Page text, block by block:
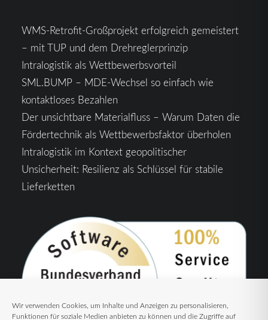
Wir verwenden Cookies, um Inhalte und Anzeigen zu personalisieren,
Funktionen für soziale Medien anbieten zu können und die Zugriffe auf
WMS-Retrofit-Großprojekt erfolgreich gemeistert
– mit TUP und dem Drehreglerprinzip
Intralogistik als Wettbewerbsvorteil
SML.BUMP – MDE-Wechsel so einfach wie
kontaktloses Bezahlen
Der unsichtbare Materialfluss – Warum Daten die
Fördertechnik als Wettbewerbsfaktor überholen
Intralogistik im Kontext geopolitischer
Unsicherheit: Resilienz als Schlüssel für stabile
Lieferketten